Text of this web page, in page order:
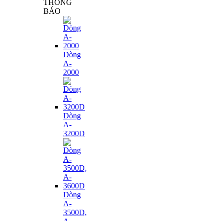
THÔNG
BÁO
Dòng
A-
2000
Dòng
A-
3200D
Dòng
A-
3500D,